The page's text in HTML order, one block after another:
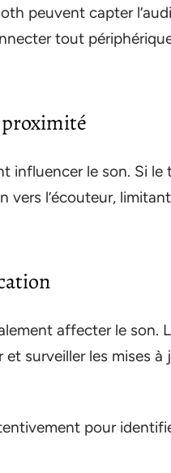
peuvent capter
tout
proximité
influencer le son. Si le
vers l’écouteur,
affecter le son.
et surveiller les mises
pour